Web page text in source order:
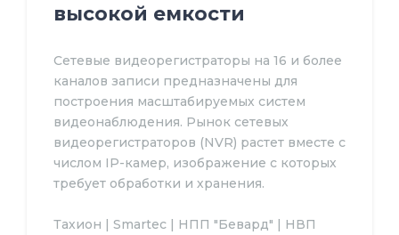
высокой емкости
Сетевые видеорегистраторы на 16 и более
каналов записи предназначены для
построения масштабируемых систем
видеонаблюдения. Рынок сетевых
видеорегистраторов (NVR) растет вместе с
числом IP-камер, изображение с которых
требует обработки и хранения.
Тахион | Smartec | НПП "Бевард" | НВП